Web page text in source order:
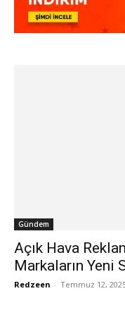
Gündem
Açık Hava
Markaların Yeni
Redzeen - Temmuz 12,